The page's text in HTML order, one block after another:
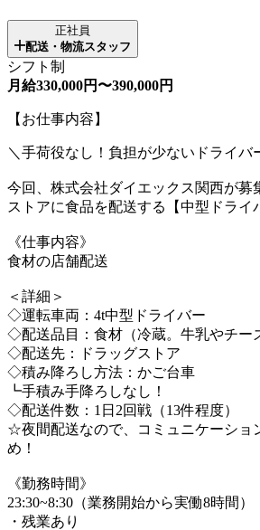
正社員
配送・物流スタッフ
シフト制
月給330,000円〜390,000円
【お仕事内容】
＼手荷役なし！負担が少ないドライバ
今回、株式会社ダイエックス関西が募
ストアに食品を配送する【中型ドライ
《仕事内容》
食材の店舗配送
＜詳細＞
◇運転車両：4t中型ドライバー
◇配送品目：食材（冷蔵。牛乳やチー
◇配送先：ドラッグストア
◇積み降ろし方法：かご台車
┗手積み手降ろしなし！
◇配送件数：1日2回戦（13件程度）
☆夜間配送なので、コミュニケーショ
め！
《勤務時間》
23:30~8:30（業務開始から実働8時間）
・残業あり